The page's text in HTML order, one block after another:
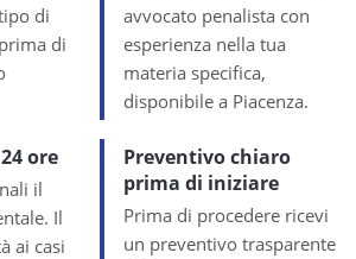
di
di
avvocato penalista con
esperienza nella tua
materia specifica,
disponibile a Piacenza.
ore
il
Il
ai casi
Preventivo chiaro
prima di iniziare
Prima di procedere ricevi
un preventivo trasparente